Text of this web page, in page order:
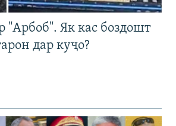
"Арбоб". Як кас боздошт
дар куҷо?